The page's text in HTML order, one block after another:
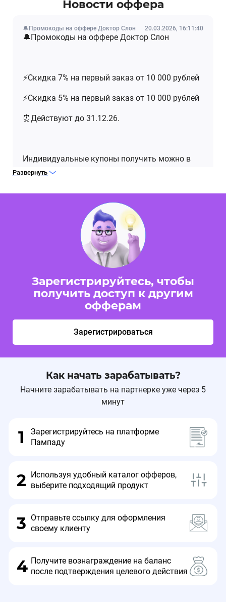
Новости оффера
🔔Промокоды на оффере Доктор Слон 20.03.2026, 16:11:40
🔔Промокоды на оффере Доктор Слон
⚡️Скидка 7% на первый заказ от 10 000 рублей
⚡️Скидка 5% на первый заказ от 10 000 рублей
⏰Действуют до 31.12.26.
Индивидуальные купоны получить можно в
разделе Промокоды.
Развернуть
Зарегистрируйтесь, чтобы
получить доступ к другим
офферам
Зарегистрироваться
Как начать зарабатывать?
Начните зарабатывать на партнерке уже через 5
минут
1
Зарегистрируйтесь на платформе
Пампаду
2
Используя удобный каталог офферов,
выберите подходящий продукт
3 Отправьте ссылку для оформления
своему клиенту
4 Получите вознаграждение на баланс
после подтверждения целевого действия